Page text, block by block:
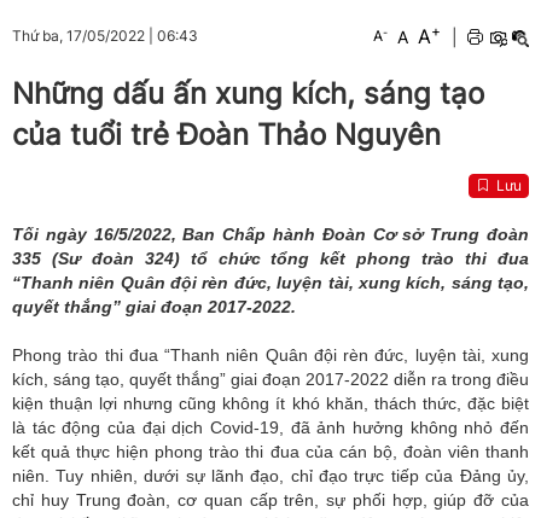
Thứ ba, 17/05/2022 06:43 A- A A+
Những dấu ấn xung kích, sáng tạo
của tuổi trẻ Đoàn Thảo Nguyên
Lưu
Tối ngày 16/5/2022, Ban Chấp hành Đoàn Cơ sở Trung đoàn
335 (Sư đoàn 324) tổ chức tổng kết phong trào thi đua
“Thanh niên Quân đội rèn đức, luyện tài, xung kích, sáng tạo,
quyết thắng” giai đoạn 2017-2022.
Phong trào thi đua “Thanh niên Quân đội rèn đức, luyện tài, xung
kích, sáng tạo, quyết thắng” giai đoạn 2017-2022 diễn ra trong điều
kiện thuận lợi nhưng cũng không ít khó khăn, thách thức, đặc biệt
là tác động của đại dịch Covid-19, đãảnh hưởng không nhỏ đến
kết quả thực hiện phong trào thi đua của cán bộ, đoàn viên thanh
niên. Tuy nhiên, dưới sự lãnh đạo, chỉ đạo trực tiếp của Đảng ủy,
chỉ huy Trung đoàn, cơ quan cấp trên, sự phối hợp, giúp đỡ của